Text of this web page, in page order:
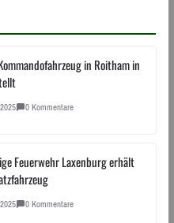
in Roitham in
0 Kommentare
Feuerwehr Laxenburg erhält
0 Kommentare